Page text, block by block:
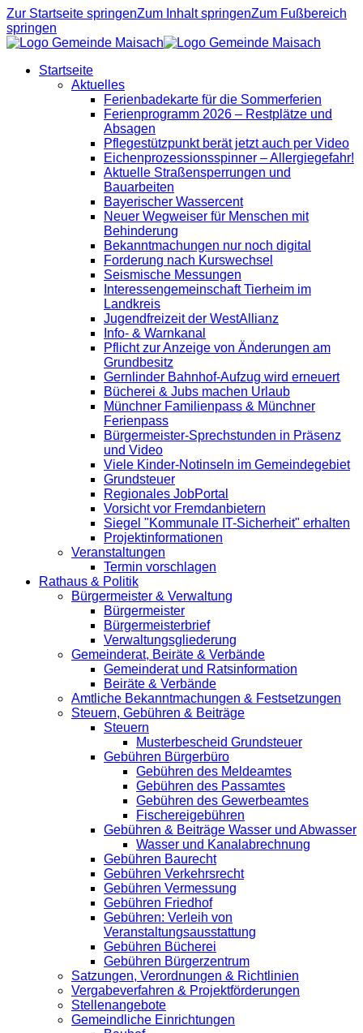
Zur Startseite springenZum Inhalt springenZum Fußbereich
springen
Startseite
Aktuelles
Ferienbadekarte für die Sommerferien
Ferienprogramm 2026 – Restplätze und
Absagen
Pflegestützpunkt berät jetzt auch per Video
Eichenprozessionsspinner – Allergiegefahr!
Aktuelle Straßensperrungen und
Bauarbeiten
Bayerischer Wassercent
Neuer Wegweiser für Menschen mit
Behinderung
Bekanntmachungen nur noch digital
Forderung nach Kurswechsel
Seismische Messungen
Interessengemeinschaft Tierheim im
Landkreis
Jugendfreizeit der WestAllianz
Info- & Warnkanal
Pflicht zur Anzeige von Änderungen am
Grundbesitz
Gernlinder Bahnhof-Aufzug wird erneuert
Bücherei & Jubs machen Urlaub
Münchner Familienpass & Münchner
Ferienpass
Bürgermeister-Sprechstunden in Präsenz
und Video
Viele Kinder-Notinseln im Gemeindegebiet
Grundsteuer
Regionales JobPortal
Vorsicht vor Fremdanbietern
Siegel "Kommunale IT-Sicherheit" erhalten
Projektinformationen
Veranstaltungen
Termin vorschlagen
Rathaus & Politik
Bürgermeister & Verwaltung
Bürgermeister
Bürgermeisterbrief
Verwaltungsgliederung
Gemeinderat, Beiräte & Verbände
Gemeinderat und Ratsinformation
Beiräte & Verbände
Amtliche Bekanntmachungen & Festsetzungen
Steuern, Gebühren & Beiträge
Steuern
Musterbescheid Grundsteuer
Gebühren Bürgerbüro
Gebühren des Meldeamtes
Gebühren des Passamtes
Gebühren des Gewerbeamtes
Fischereigebühren
Gebühren & Beiträge Wasser und Abwasser
Wasser und Kanalabrechnung
Gebühren Baurecht
Gebühren Verkehrsrecht
Gebühren Vermessung
Gebühren Friedhof
Gebühren: Verleih von
Veranstaltungsausstattung
Gebühren Bücherei
Gebühren Bürgerzentrum
Satzungen, Verordnungen & Richtlinien
Vergabeverfahren & Projektförderungen
Stellenangebote
Gemeindliche Einrichtungen